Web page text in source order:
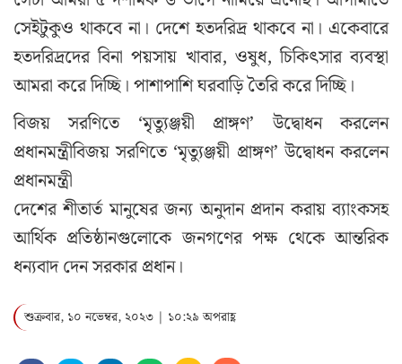
সেইটুকুও থাকবে না। দেশে হতদরিদ্র থাকবে না। একেবারে
হতদরিদ্রদের বিনা পয়সায় খাবার, ওষুধ, চিকিৎসার ব্যবস্থা
আমরা করে দিচ্ছি। পাশাপাশি ঘরবাড়ি তৈরি করে দিচ্ছি।
বিজয় সরণিতে ‘মৃত্যুঞ্জয়ী প্রাঙ্গণ’ উদ্বোধন করলেন
প্রধানমন্ত্রীবিজয় সরণিতে ‘মৃত্যুঞ্জয়ী প্রাঙ্গণ’ উদ্বোধন করলেন
প্রধানমন্ত্রী
দেশের শীতার্ত মানুষের জন্য অনুদান প্রদান করায় ব্যাংকসহ
আর্থিক প্রতিষ্ঠানগুলোকে জনগণের পক্ষ থেকে আন্তরিক
ধন্যবাদ দেন সরকার প্রধান।
শুক্রবার, ১০ নভেম্বর, ২০২৩ | ১০:২৯ অপরাহ্ণ